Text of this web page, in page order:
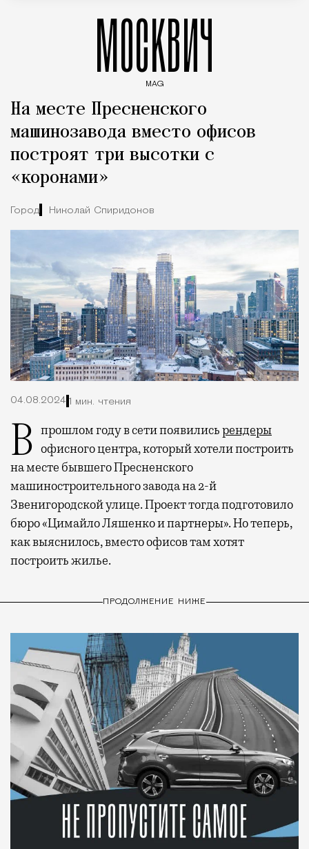
МОСКВИЧ
MAG
На месте Пресненского
машинозавода вместо офисов
построят три высотки с
«коронами»
Город Николай Спиридонов
04.08.2024 1 мин. чтения
В прошлом году в сети появилисьрендеры
офисного центра, который хотели построить
на месте бывшего Пресненского
машиностроительного завода на 2-й
Звенигородской улице. Проект тогда подготовило
бюро «Цимайло Ляшенко и партнеры». Но теперь,
как выяснилось, вместо офисов там хотят
построить жилье.
ПРОДОЛЖЕНИЕ НИЖЕ